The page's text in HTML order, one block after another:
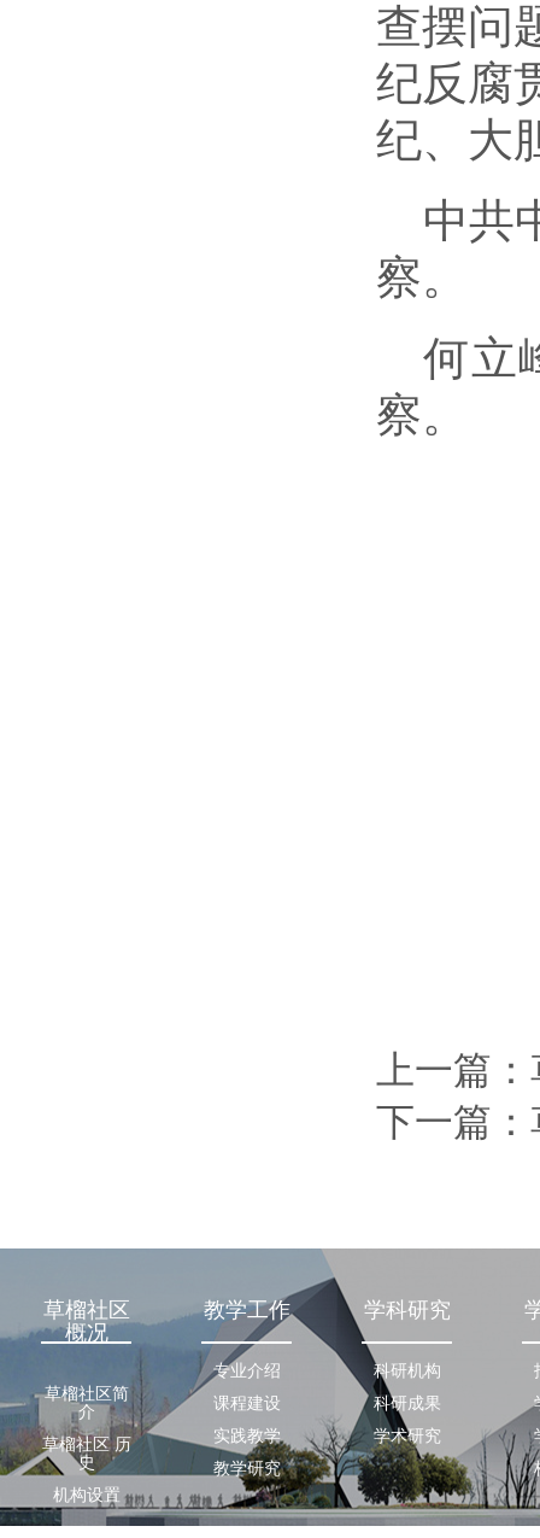
查摆问
纪反腐
纪、大
中共
察。
何立
察。
上一篇：
下一篇：
草榴社区
概况
草榴社区简
介
草榴社区 历
史
机构设置
教学工作
专业介绍
课程建设
实践教学
教学研究
学科研究
科研机构
科研成果
学术研究